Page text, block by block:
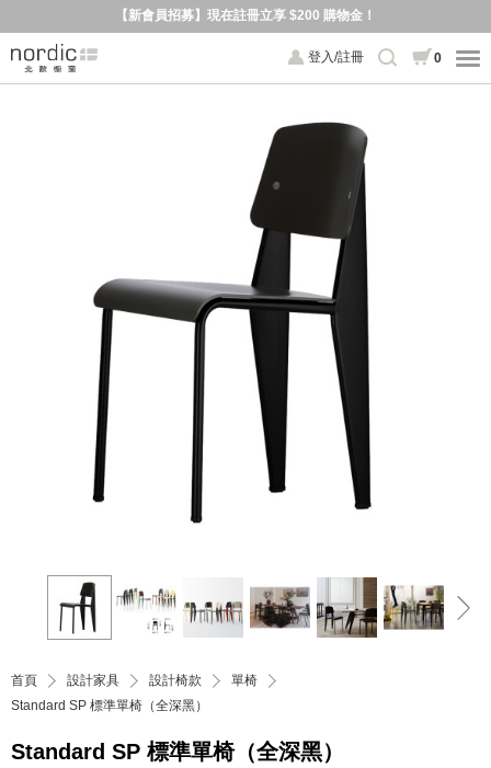
【新會員招募】現在註冊立享 $200 購物金！
登入/註冊 0
首頁 設計家具 設計椅款
單椅
Standard SP 標準單椅（全深黑）
Standard SP 標準單椅（全深黑）